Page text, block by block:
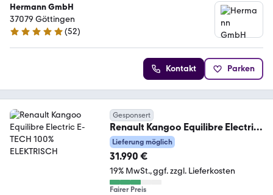
Hermann GmbH
37079 Göttingen
4.8 Sterne
(52)
Kontakt Parken
Gesponsert
Renault Kangoo Equilibre Electric
E-TECH 100% ELEKTRISCH
Lieferung möglich
31.990 €
19% MwSt. ggf. zzgl. Lieferkosten
Fairer Preis